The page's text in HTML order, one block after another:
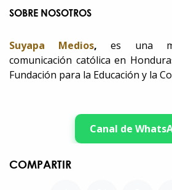
SOBRE NOSOTROS
Suyapa Medios, es una
comunicación católica en
Fundación para la Educación y la
Canal de
COMPARTIR